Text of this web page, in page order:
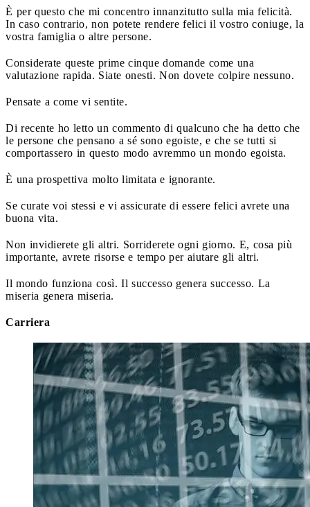
È per questo che mi concentro innanzitutto sulla mia felicità.
In caso contrario, non potete rendere felici il vostro coniuge, la
vostra famiglia o altre persone.
Considerate queste prime cinque domande come una
valutazione rapida. Siate onesti. Non dovete colpire nessuno.
Pensate a come vi sentite.
Di recente ho letto un commento di qualcuno che ha detto che
le persone che pensano a sé sono egoiste, e che se tutti si
comportassero in questo modo avremmo un mondo egoista.
È una prospettiva molto limitata e ignorante.
Se curate voi stessi e vi assicurate di essere felici avrete una
buona vita.
Non invidierete gli altri. Sorriderete ogni giorno. E, cosa più
importante, avrete risorse e tempo per aiutare gli altri.
Il mondo funziona così. Il successo genera successo. La
miseria genera miseria.
Carriera